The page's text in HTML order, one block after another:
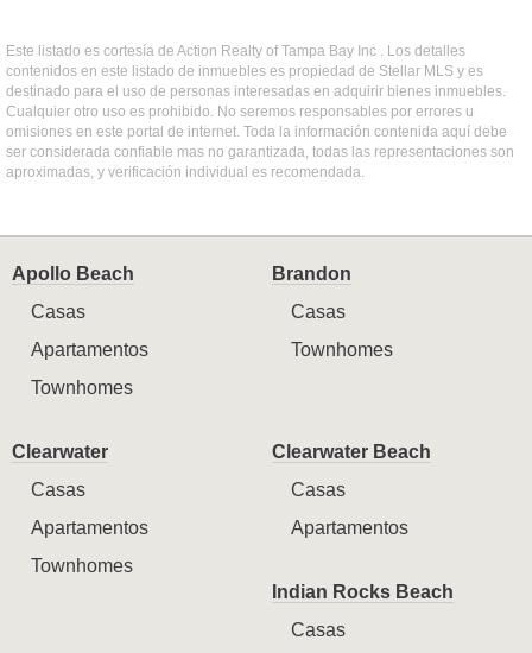
Este listado es cortesía de Action Realty of Tampa Bay Inc . Los detalles
contenidos en este listado de inmuebles es propiedad de Stellar MLS y es
destinado para el uso de personas interesadas en adquirir bienes inmuebles.
Cualquier otro uso es prohibido. No seremos responsables por errores u
omisiones en este portal de internet. Toda la información contenida aquí debe
ser considerada confiable mas no garantizada, todas las representaciones son
aproximadas, y verificación individual es recomendada.
Apollo Beach
Casas
Apartamentos
Townhomes
Brandon
Casas
Townhomes
Clearwater
Casas
Apartamentos
Townhomes
Clearwater Beach
Casas
Apartamentos
Indian Rocks Beach
Casas